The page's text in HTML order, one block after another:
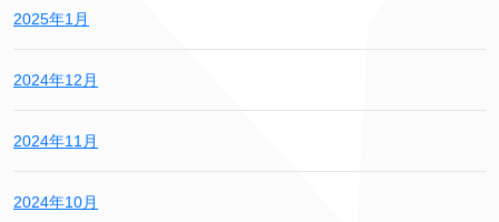
2025年1月
2024年12月
2024年11月
2024年10月